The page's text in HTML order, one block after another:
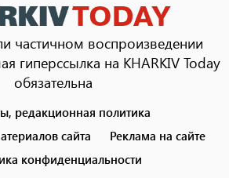
частичном воспроизведении
гиперссылка на KHARKIV Today
обязательна
редакционная политика
сайта
Реклама на сайте
конфиденциальности